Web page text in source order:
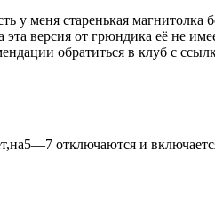
у меня старенькая магнитолка
версия от грюндика её не
обратиться в клуб с
отключаются и